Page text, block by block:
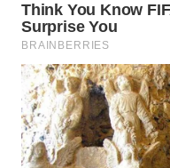
WN
TANGERANG
WN
BINJAI
WN
CIREBON